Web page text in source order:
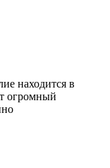
находится в
огромный